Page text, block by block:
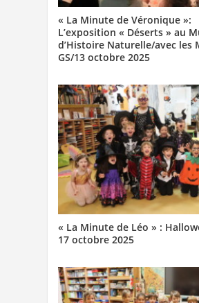
« La Minute de Véronique »:
L’exposition « Déserts » au
d’Histoire Naturelle/avec les
GS/13 octobre 2025
« La Minute de Léo » :
17 octobre 2025